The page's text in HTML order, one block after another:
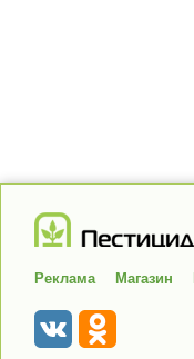
Реклама Магазин